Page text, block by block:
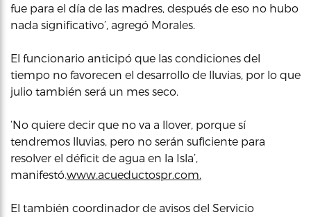
fue para el día de las madres, después de eso no hubo
nada significativo’, agregó Morales.
El funcionario anticipó que las condiciones del
tiempo no favorecen el desarrollo de lluvias, por lo que
julio también será un mes seco.
‘No quiere decir que no va a llover, porque sí
tendremos lluvias, pero no serán suficiente para
resolver el déficit de agua en la Isla’,
manifestó.www.acueductospr.com.
El también coordinador de avisos del Servicio